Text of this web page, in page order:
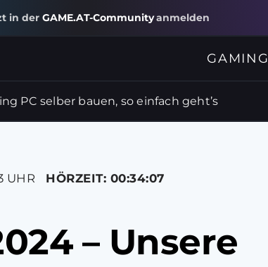
in der GAME.AT-Communityanmelden
GAMING
PC selber bauen, so einfach geht’s
UHR HÖRZEIT: 00:34:07
– Unsere